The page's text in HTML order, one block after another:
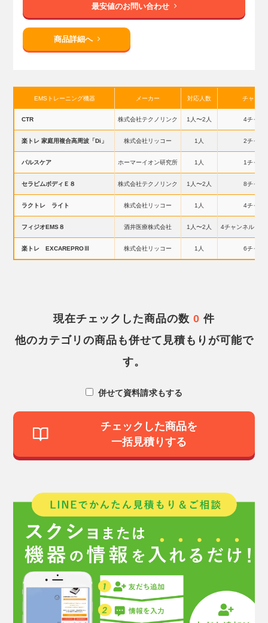
最安値のお問い合わせ
商品詳細へ
EMSトレーニング機器 メーカー 対応人数 チャンネ
CTR 株式会社テクノリンク 1人〜2人 4チャン
楽トレ 家庭用複合高周波「Di」 株式会社リッコー 1人 2チャン
パルスケア ホーマーイオン研究所 1人 1チャン
セラピムボディＥ８ 株式会社テクノリンク 1人〜2人 8チャン
ラクトレ ライト 株式会社リッコー 1人 4チャン
フィジオEMS８ 酒井医療株式会社 1人〜2人 4チャンネル（8
楽トレ EXCAREPROⅢ 株式会社リッコー 1人 6チャン
現在チェックした商品の数 0 件
他のカテゴリの商品も併せて見積もりが可能で
す。
併せて資料請求もする
チェックした商品を
一括見積りする